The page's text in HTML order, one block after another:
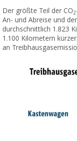
Der größte Teil der CO2
An- und Abreise und
durchschnittlich 1.823
1.100 Kilometern
an